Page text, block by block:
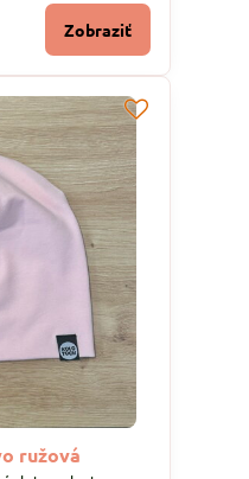
Zobraziť
ružová